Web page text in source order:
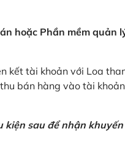
hoặc Phần mềm quản
kết tài khoản với Loa
bán hàng vào tài
kiện sau để nhận khuyến